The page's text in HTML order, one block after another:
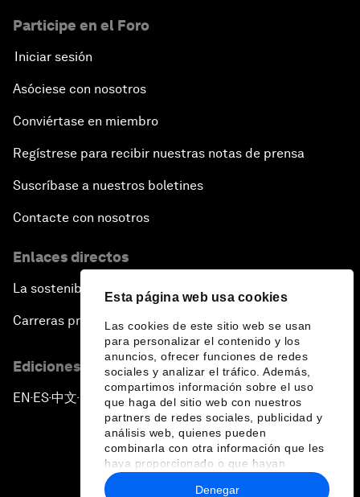
Esta página web usa cookies
Las cookies de este sitio web se usan
para personalizar el contenido y los
anuncios, ofrecer funciones de redes
sociales y analizar el tráfico. Además,
compartimos información sobre el uso
que haga del sitio web con nuestros
partners de redes sociales, publicidad y
análisis web, quienes pueden
combinarla con otra información que les
haya proporcionado o que hayan
recopilado a partir del uso que haya
hecho de sus servicios.
Denegar
Participe en el Foro
Iniciar sesión
Asóciese con nosotros
Conviértase en miembro
Regístrese para recibir nuestras notas de prensa
Suscríbase a nuestros boletines
Contacte con nosotros
Enlaces directos
La sostenibilidad en el Foro
Carreras profesionales
Ediciones en otros idiomas
EN ▪ES▪中文▪ 日本語